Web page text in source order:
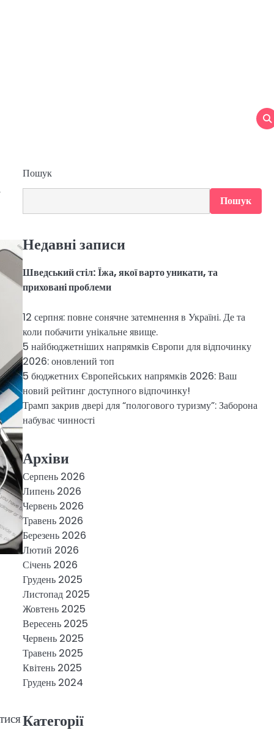
Пошук
Пошук
Недавні записи
Шведський стіл: Їжа, якої варто уникати, та
приховані проблеми
12 серпня: повне сонячне затемнення в Україні. Де та
коли побачити унікальне явище.
5 найбюджетніших напрямків Європи для відпочинку
2026: оновлений топ
5 бюджетних Європейських напрямків 2026: Ваш
новий рейтинг доступного відпочинку!
Трамп закрив двері для “пологового туризму”: Заборона
набуває чинності
Архіви
Серпень 2026
Липень 2026
Червень 2026
Травень 2026
Березень 2026
Лютий 2026
Січень 2026
Грудень 2025
Листопад 2025
Жовтень 2025
Вересень 2025
Червень 2025
Травень 2025
Квітень 2025
Грудень 2024
Категорії